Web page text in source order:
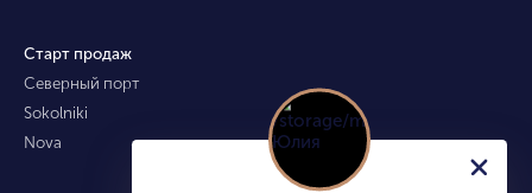
Старт продаж
Северный порт
Sokolniki
Nova